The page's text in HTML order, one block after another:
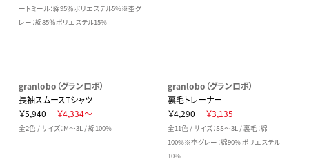
ートミール：綿95％ポリエステル5%※杢グ
レー：綿85％ポリエステル15%
granlobo（グランロボ）
長袖スムースTシャツ
￥5,940
￥4,334～
全2色 / サイズ：M～3L / 綿100%
granlobo（グランロボ）
裏毛トレーナー
￥4,290
￥3,135
全11色 / サイズ：SS～3L / 裏毛：綿
100%※杢グレー：綿90% ポリエステル
10%